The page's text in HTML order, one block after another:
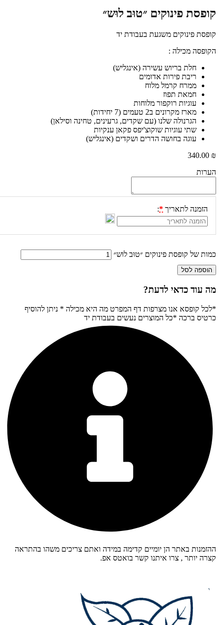
פינוקים ״טוּב לוּש״
פינוקים משגעת בעבודת יד
מכילה :
חלת בריוש עשירה (אינגליש)
ריבת פירות אדומים
ממרח קרמל מלוח
חמאת תפוז
עוגיות רוקפור מלוחות
מארז מקרונים ב2 טעמים (7 יחידות)
הגרנולה שלנו (עם שקדים, גרעינים, טחינה וסילאן)
שתי עוגיות שוקוצ'יפס פקאן ענקיות
עוגה בחושה הדרים ושקדים (אינגליש)
הזמנה לתאריך*
:
של קופסת פינוקים ״טוּב לוּש״
לסל
עוד כדאי לדעת?
קופסא אנו מצרפות דף המפרט מה היא מכילה * ניתן להוסיף
ברכה *כל המוצרים נעשים בעבודת יד
באתר הן יומיים קדימה במידה ואתם צריכים משהו בהתראה
יותר , צרו איתנו קשר בואטס אפ.